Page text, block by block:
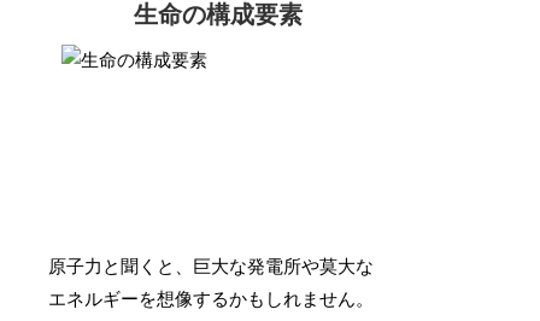
生命の構成要素
原子力と聞くと、巨大な発電所や莫大な
エネルギーを想像するかもしれません。